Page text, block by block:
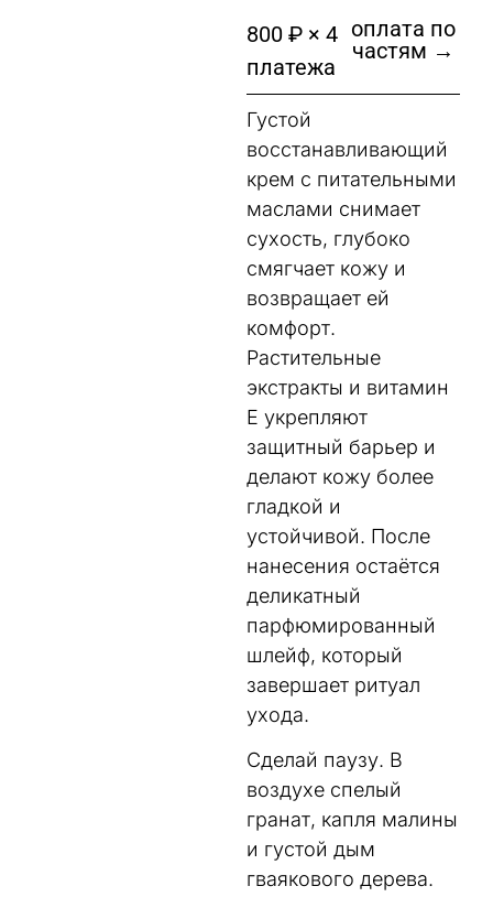
800 ₽ × 4
платежа
оплата по
частям →
Густой
восстанавливающий
крем с питательными
маслами снимает
сухость, глубоко
смягчает кожу и
возвращает ей
комфорт.
Растительные
экстракты и витамин
E укрепляют
защитный барьер и
делают кожу более
гладкой и
устойчивой. После
нанесения остаётся
деликатный
парфюмированный
шлейф, который
завершает ритуал
ухода.
Сделай паузу. В
воздухе спелый
гранат, капля малины
и густой дым
гваякового дерева.